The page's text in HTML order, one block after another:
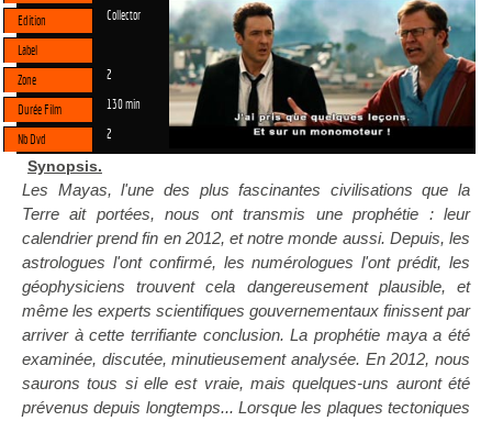
Edition Collector
Label
Zone
2
Durée Film 130 min
Nb Dvd 2
Synopsis.
Les Mayas, l'une des plus fascinantes civilisations que la
Terre ait portées, nous ont transmis une prophétie : leur
calendrier prend fin en 2012, et notre monde aussi. Depuis, les
astrologues l'ont confirmé, les numérologues l'ont prédit, les
géophysiciens trouvent cela dangereusement plausible, et
même les experts scientifiques gouvernementaux finissent par
arriver à cette terrifiante conclusion. La prophétie maya a été
examinée, discutée, minutieusement analysée. En 2012, nous
saurons tous si elle est vraie, mais quelques-uns auront été
prévenus depuis longtemps... Lorsque les plaques tectoniques